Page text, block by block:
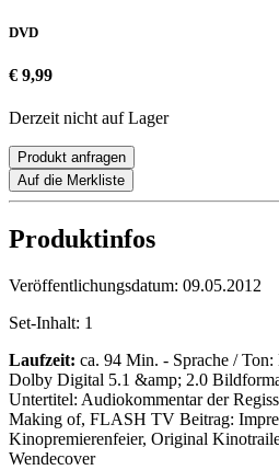
DVD
€ 9,99
Derzeit nicht auf Lager
Produkt anfragen
Auf die Merkliste
Produktinfos
Veröffentlichungsdatum: 09.05.2012
Set-Inhalt: 1
Laufzeit: ca. 94 Min. - Sprache /
Dolby Digital 5.1 &amp; 2.0
Untertitel: Audiokommentar der
Making of, FLASH TV Beitrag:
Kinopremierenfeier, Original
Wendecover